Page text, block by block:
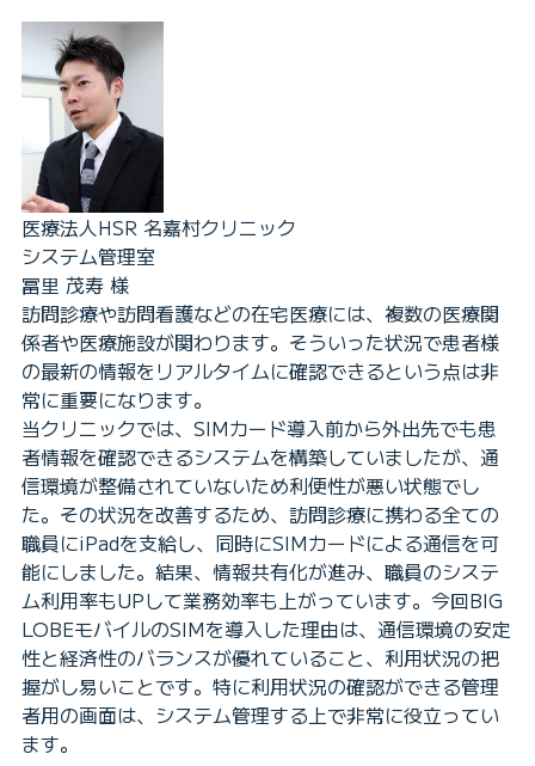
医療法人HSR 名嘉村クリニック
システム管理室
冨里 茂寿 様
訪問診療や訪問看護などの在宅医療には、複数の医療関
係者や医療施設が関わります。そういった状況で患者様
の最新の情報をリアルタイムに確認できるという点は非
常に重要になります。
当クリニックでは、SIMカード導入前から外出先でも患
者情報を確認できるシステムを構築していましたが、通
信環境が整備されていないため利便性が悪い状態でし
た。その状況を改善するため、訪問診療に携わる全ての
職員にiPadを支給し、同時にSIMカードによる通信を可
能にしました。結果、情報共有化が進み、職員のシステ
ム利用率もUPして業務効率も上がっています。今回BIG
LOBEモバイルのSIMを導入した理由は、通信環境の安定
性と経済性のバランスが優れていること、利用状況の把
握がし易いことです。特に利用状況の確認ができる管理
者用の画面は、システム管理する上で非常に役立ってい
ます。